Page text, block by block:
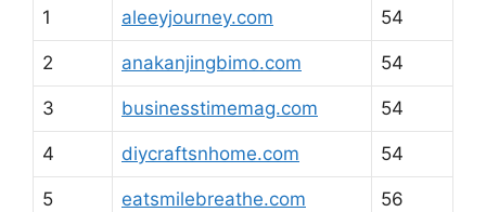
1 aleeyjourney.com 54
2 anakanjingbimo.com 54
3 businesstimemag.com 54
4 diycraftsnhome.com 54
5 eatsmilebreathe.com 56